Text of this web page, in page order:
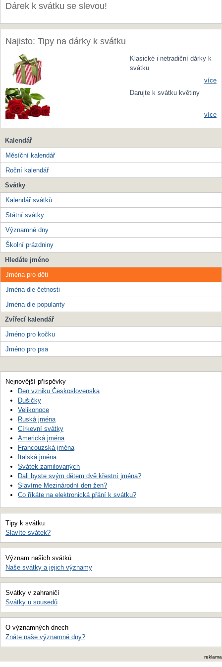
Dárek k svátku se slevou!
Najisto: Tipy na dárky k svátku
Klasické i netradiční dárky k
svátku
více
Darujte k svátku květiny
více
Kalendář
Měsíční kalendář
Roční kalendář
Svátky
Kalendář svátků
Státní svátky
Významné dny
Školní prázdniny
Hledáte jméno
Jména pro děti
Jména dle četnosti
Jména dle popularity
Zvířecí kalendář
Jméno pro kočku
Jméno pro psa
Nejnovější příspěvky
Den vzniku Československa
Dušičky
Velikonoce
Ruská jména
Církevní svátky
Americká jména
Francouzská jména
Italská jména
Svátek zamilovaných
Dali byste svým dětem dvě křestní jména?
Slavíme Mezinárodní den žen?
Co říkáte na elektronická přání k svátku?
Tipy k svátku
Slavíte svátek?
Význam našich svátků
Naše svátky a jejich významy
Svátky v zahraničí
Svátky u sousedů
O významných dnech
Znáte naše významné dny?
reklama